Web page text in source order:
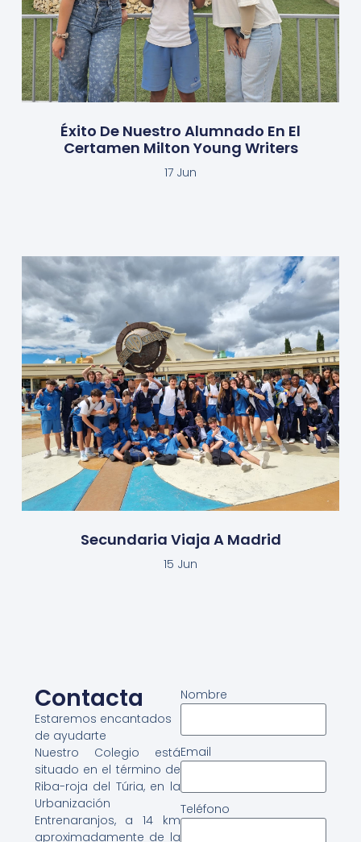
Éxito De Nuestro Alumnado En El
Certamen Milton Young Writers
17 Jun
Secundaria Viaja A Madrid
15 Jun
Contacta
Estaremos encantados
de ayudarte
Nuestro Colegio está
situado en el término de
Riba-roja del Túria, en la
Urbanización
Entrenaranjos, a 14 km
aproximadamente de la
Nombre
Email
Teléfono